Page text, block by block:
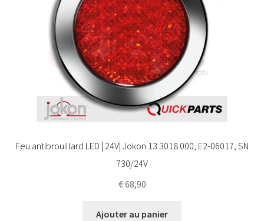
Feu antibrouillard LED | 24V| Jokon 13.3018.000, E2-06017, SN
730/24V
€68,90
Ajouter au panier